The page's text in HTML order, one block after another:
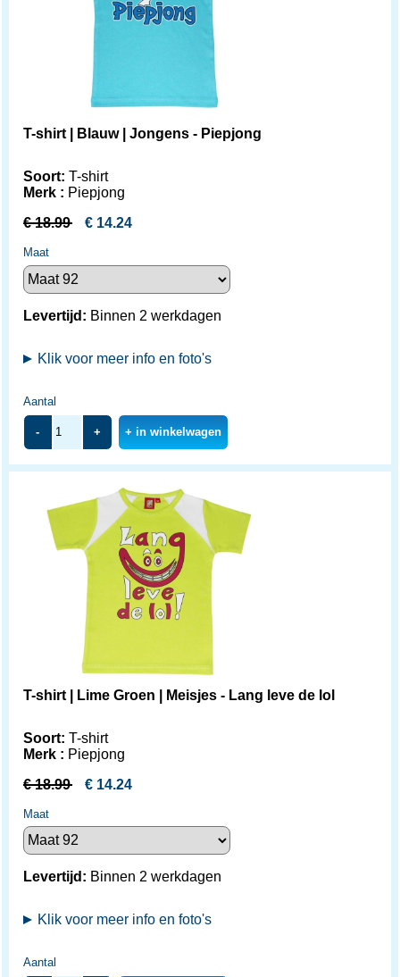
T-shirt | Blauw | Jongens - Piepjong
Soort: T-shirt
Merk : Piepjong
€18.99 € 14.24
Maat
Levertijd: Binnen 2 werkdagen
Klik voor meer info en foto's
Aantal
- + + in winkelwagen
T-shirt | Lime Groen | Meisjes - Lang leve de lol
Soort: T-shirt
Merk : Piepjong
€18.99 € 14.24
Maat
Levertijd: Binnen 2 werkdagen
Klik voor meer info en foto's
Aantal